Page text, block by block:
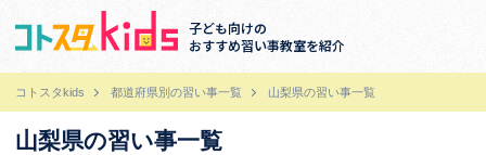
子ども向けの
おすすめ習い事教室を紹介
コトスタkids 都道府県別の習い事一覧 山梨県の習い事一覧
山梨県の習い事一覧